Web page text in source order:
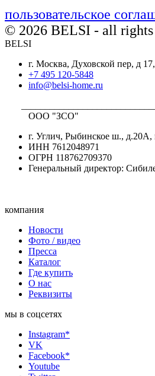
пользовательское
© 2026 BELSI - all rights
BELSI
г. Москва, Духовской пер, д
+7 495 120-5848
info@belsi-home.ru
ООО "ЗСО"
г. Углич, Рыбинское ш., д.20А,
ИНН 7612048971
ОГРН 118762709370
Генеральный директор:
компания
Новости
Фото / видео
Пресса
Каталог
Где купить
О нас
Реквизиты
мы в соцсетях
Instagram*
VK
Facebook*
Youtube